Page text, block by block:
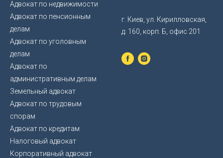
Адвокат по недвижимости
Адвокат по пенсионным
делам
Адвокат по уголовным
делам
Адвокат по
административным делам
Земельный адвокат
Адвокат по трудовым
спорам
Адвокат по кредитам
Налоговый адвокат
Корпоративный адвокат
г. Киев, ул. Кирилловская,
д. 160, корп. Б, офис 201